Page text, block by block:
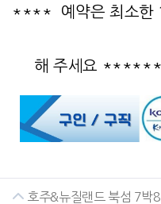
**** 예약은 최소한 1
해 주세요
호주&뉴질랜드 북섬 7박